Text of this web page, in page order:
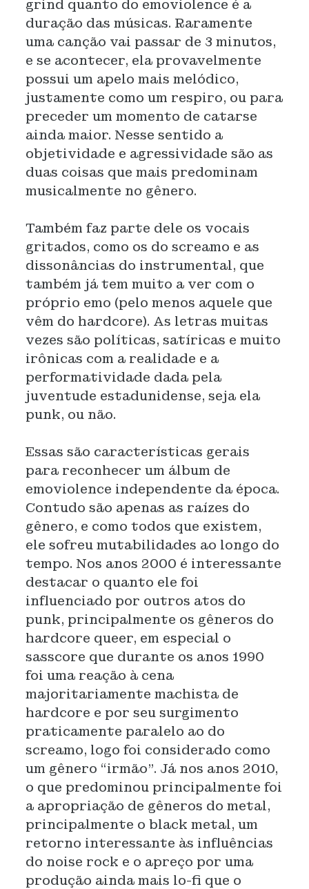
grind quanto do emoviolence é a
duração das músicas. Raramente
uma canção vai passar de 3 minutos,
e se acontecer, ela provavelmente
possui um apelo mais melódico,
justamente como um respiro, ou para
preceder um momento de catarse
ainda maior. Nesse sentido a
objetividade e agressividade são as
duas coisas que mais predominam
musicalmente no gênero.
Também faz parte dele os vocais
gritados, como os do screamo e as
dissonâncias do instrumental, que
também já tem muito a ver com o
próprio emo (pelo menos aquele que
vêm do hardcore). As letras muitas
vezes são políticas, satíricas e muito
irônicas com a realidade e a
performatividade dada pela
juventude estadunidense, seja ela
punk, ou não.
Essas são características gerais
para reconhecer um álbum de
emoviolence independente da época.
Contudo são apenas as raízes do
gênero, e como todos que existem,
ele sofreu mutabilidades ao longo do
tempo. Nos anos 2000 é interessante
destacar o quanto ele foi
influenciado por outros atos do
punk, principalmente os gêneros do
hardcore queer, em especial o
sasscore que durante os anos 1990
foi uma reação à cena
majoritariamente machista de
hardcore e por seu surgimento
praticamente paralelo ao do
screamo, logo foi considerado como
um gênero “irmão”. Já nos anos 2010,
o que predominou principalmente foi
a apropriação de gêneros do metal,
principalmente o black metal, um
retorno interessante às influências
do noise rock e o apreço por uma
produção ainda mais lo-fi que o